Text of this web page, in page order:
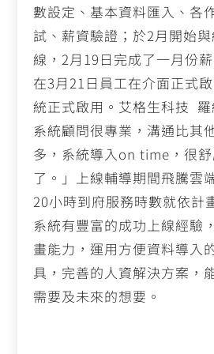
數設定、基本資料匯入、各
試、薪資驗證；於2月開始
線， 2月 19 日完成了一月份
在3月 21 日員工在介面正式
統正式啟用。艾格生科技
系統顧問很專業，溝通比其
多，系統導入 on time ，很
了。」上線輔導期間飛騰雲
20小時到府服務時數就依計
系統有豐富的成功上線經驗
畫能力，運用方便資料導入
具，完善的人資解決方案，
需要及未來的想要。